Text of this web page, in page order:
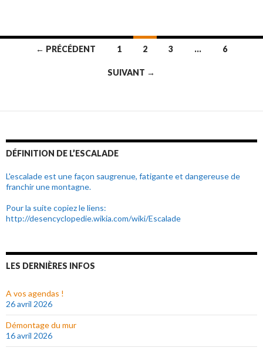
sein
articles
← PRÉCÉDENT 1 2 3 … 6
SUIVANT →
DÉFINITION DE L’ESCALADE
L'escalade est une façon saugrenue, fatigante et dangereuse de
franchir une montagne.
Pour la suite copiez le liens:
http://desencyclopedie.wikia.com/wiki/Escalade
LES DERNIÈRES INFOS
A vos agendas !
26 avril 2026
Démontage du mur
16 avril 2026